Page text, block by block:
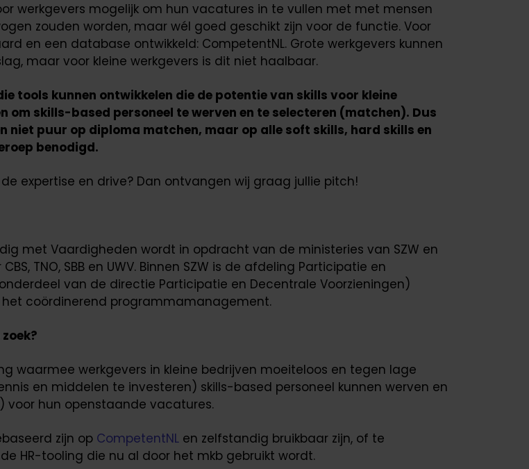
werkgevers mogelijk om hun vacatures in te vullen met met mensen
zouden worden, maar wél goed geschikt zijn voor de functie. Voor
en een database ontwikkeld: CompetentNL. Grote werkgevers kunnen
maar voor kleine werkgevers is dit niet haalbaar.
tools kunnen ontwikkelen die de potentie van skills voor kleine
om skills-based personeel te werven en te selecteren (matchen). Dus
niet puur op diploma matchen, maar op alle soft skills, hard skills en
benodigd.
expertise en drive? Dan ontvangen wij graag jullie pitch!
met Vaardigheden wordt in opdracht van de ministeries van SZW en
TNO, SBB en UWV. Binnen SZW is de afdeling Participatie en
van de directie Participatie en Decentrale Voorzieningen)
coördinerend programmamanagement.
waarmee werkgevers in kleine bedrijven moeiteloos en tegen lage
en middelen te investeren) skills-based personeel kunnen werven en
voor hun openstaande vacatures.
zijn op CompetentNLen zelfstandig bruikbaar zijn, of te
HR-tooling die nu al door het mkb gebruikt wordt.